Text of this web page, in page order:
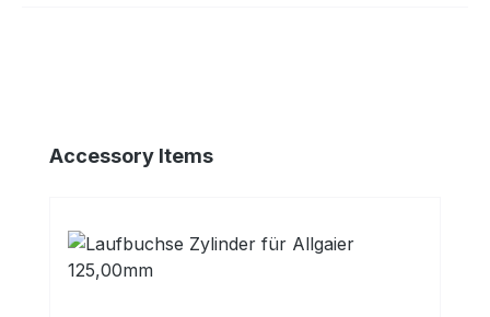
Produktgalerie überspringen
Accessory Items